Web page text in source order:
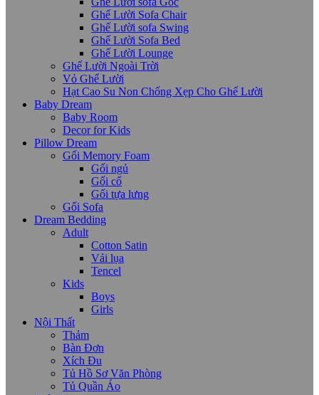
Ghế Lười Sofa Chair
Ghế Lười sofa Swing
Ghế Lười Sofa Bed
Ghế Lười Lounge
Ghế Lười Ngoài Trời
Vỏ Ghế Lười
Hạt Cao Su Non Chống Xẹp Cho Ghế Lười
Baby Dream
Baby Room
Decor for Kids
Pillow Dream
Gối Memory Foam
Gối ngủ
Gối cổ
Gối tựa lưng
Gối Sofa
Dream Bedding
Adult
Cotton Satin
Vải lụa
Tencel
Kids
Boys
Girls
Nội Thất
Thảm
Bàn Đơn
Xích Đu
Tủ Hồ Sơ Văn Phòng
Tủ Quần Áo